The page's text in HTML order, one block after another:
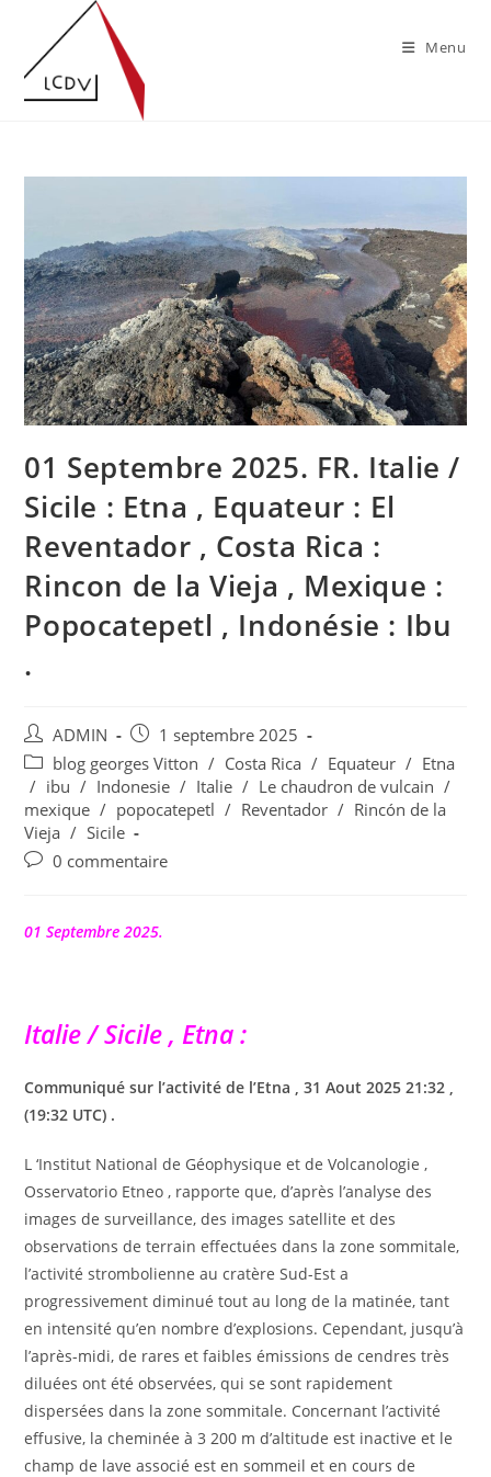
content
Menu
01 Septembre 2025. FR. Italie /
Sicile : Etna , Equateur : El
Reventador , Costa Rica :
Rincon de la Vieja , Mexique :
Popocatepetl , Indonésie : Ibu
.
Auteur/autrice
de
la
publication :
ADMIN
Publication
publiée :
1 septembre 2025
Post
category:
blog georges Vitton / Costa Rica / Equateur / Etna
/ ibu / Indonesie / Italie / Le chaudron de vulcain /
mexique / popocatepetl / Reventador / Rincón de la
Vieja / Sicile
Commentaires
publication :
0 commentaire
01 Septembre 2025.
Italie / Sicile , Etna :
Communiqué sur l’activité de l’Etna , 31 Aout 2025 21:32 ,
(19:32 UTC) .
L ‘Institut National de Géophysique et de Volcanologie ,
Osservatorio Etneo , rapporte que, d’après l’analyse des
images de surveillance, des images satellite et des
observations de terrain effectuées dans la zone sommitale,
l’activité strombolienne au cratère Sud-Est a
progressivement diminué tout au long de la matinée, tant
en intensité qu’en nombre d’explosions. Cependant, jusqu’à
l’après-midi, de rares et faibles émissions de cendres très
diluées ont été observées, qui se sont rapidement
dispersées dans la zone sommitale. Concernant l’activité
effusive, la cheminée à 3 200 m d’altitude est inactive et le
champ de lave associé est en sommeil et en cours de